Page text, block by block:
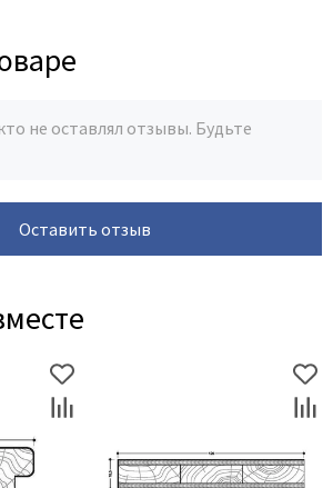
не оставлял отзывы. Будьте
Оставить отзыв